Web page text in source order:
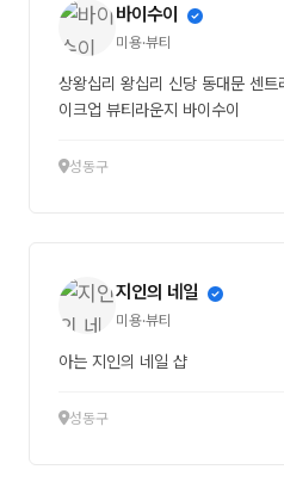
바이수이
미용·뷰티
상왕십리 왕십리 신당 동대문 센
이크업 뷰티라운지 바이수이
성동구
지인의 네일
미용·뷰티
아는 지인의 네일 샵
성동구